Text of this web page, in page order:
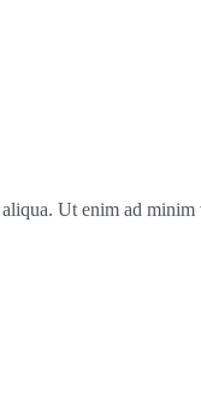
Ut enim ad